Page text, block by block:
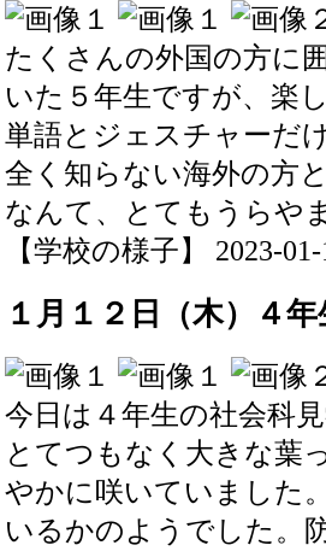
たくさんの外国の方に
いた５年生ですが、楽
単語とジェスチャーだ
全く知らない海外の方
なんて、とてもうらや
【学校の様子】 2023-
１月１２日（木）４
今日は４年生の社会科
とてつもなく大きな葉
やかに咲いていました
いるかのようでした。